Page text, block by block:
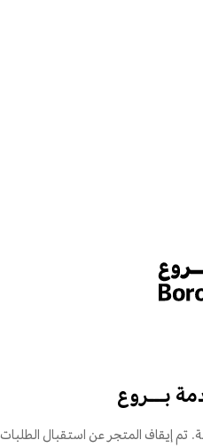
بـــروع
تم إيقاف المتجر عن استقبال الطلبات